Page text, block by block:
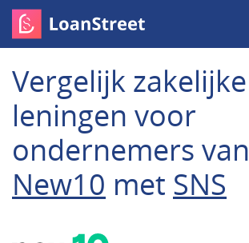
Vergelijk zakelijke
leningen voor
ondernemers van
New10 met SNS